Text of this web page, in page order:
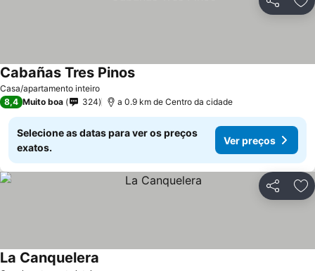
Partilhar
Casa/apartamento inteiro
Cabañas Tres Pinos
8,4 Muito boa 324 a 0.9 km de Centro da cidade
Selecione as datas para ver os preços
exatos.
Ver preços
Partilhar
La Canquelera